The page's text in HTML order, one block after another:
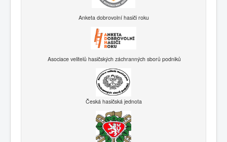
Anketa dobrovolní hasiči roku
Asociace velitelů hasičských záchranných sborů podniků
Česká hasičská jednota